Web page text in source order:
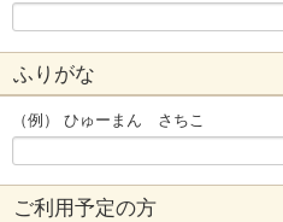
ふりがな
（例） ひゅーまん さちこ
ご利用予定の方